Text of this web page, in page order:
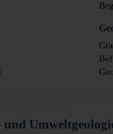
und